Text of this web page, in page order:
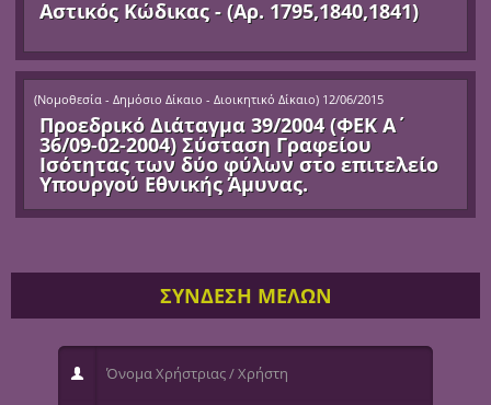
Αστικός Κώδικας - (Αρ. 1795,1840,1841)
(Νομοθεσία - Δημόσιο Δίκαιο - Διοικητικό Δίκαιο) 12/06/2015
Προεδρικό Διάταγμα 39/2004 (ΦΕΚ Α΄
36/09-02-2004) Σύσταση Γραφείου
Ισότητας των δύο φύλων στο επιτελείο
Υπουργού Εθνικής Άμυνας.
ΣΥΝΔΕΣΗ ΜΕΛΩΝ
Όνομα Χρήστριας / Χρήστη